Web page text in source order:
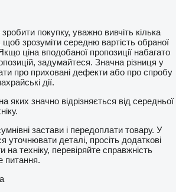
покупку, уважно вивчіть кілька
щоб зрозуміти середню вартість обраної
ціна вподобаної пропозиції набагато
задумайтеся. Значна різниця у
про приховані дефекти або про спробу
дії.
яких значно відрізняється від середньої
застави і передоплати товару. У
уточнювати деталі, просіть додаткові
на техніку, перевіряйте справжність
питання.